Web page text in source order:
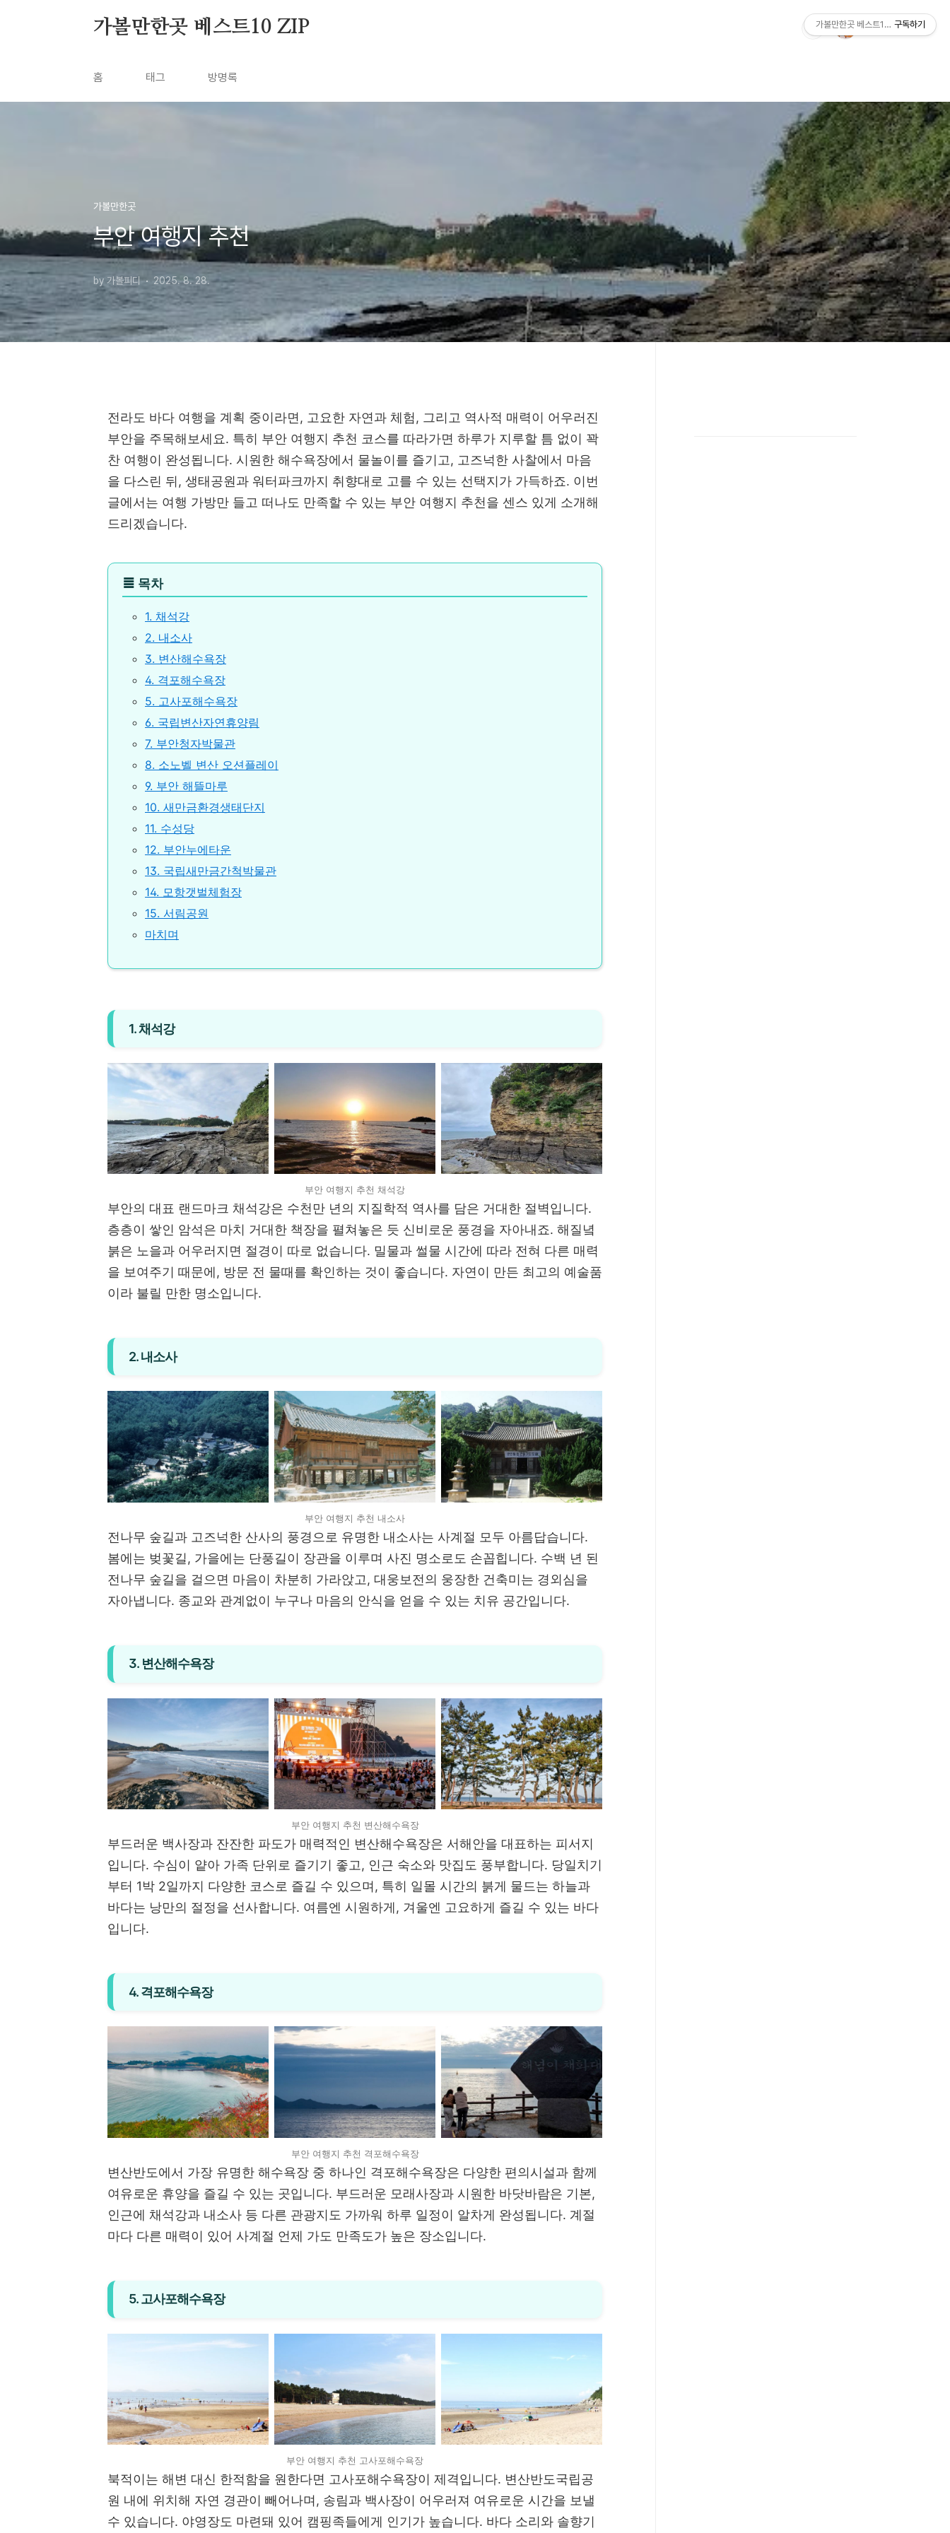
가볼만한곳 베스트10 ZIP
홈 태그 방명록
가볼만한곳
부안 여행지 추천
by 가볼피디 2025. 8. 28.
전라도 바다 여행을 계획 중이라면, 고요한 자연과 체험, 그리고 역사적 매력이 어우러진
부안을 주목해보세요. 특히 부안 여행지 추천 코스를 따라가면 하루가 지루할 틈 없이 꽉
찬 여행이 완성됩니다. 시원한 해수욕장에서 물놀이를 즐기고, 고즈넉한 사찰에서 마음
을 다스린 뒤, 생태공원과 워터파크까지 취향대로 고를 수 있는 선택지가 가득하죠. 이번
글에서는 여행 가방만 들고 떠나도 만족할 수 있는 부안 여행지 추천을 센스 있게 소개해
드리겠습니다.
≣ 목차
1. 채석강
2. 내소사
3. 변산해수욕장
4. 격포해수욕장
5. 고사포해수욕장
6. 국립변산자연휴양림
7. 부안청자박물관
8. 소노벨 변산 오션플레이
9. 부안 해뜰마루
10. 새만금환경생태단지
11. 수성당
12. 부안누에타운
13. 국립새만금간척박물관
14. 모항갯벌체험장
15. 서림공원
마치며
1. 채석강
부안 여행지 추천 채석강
부안의 대표 랜드마크 채석강은 수천만 년의 지질학적 역사를 담은 거대한 절벽입니다.
층층이 쌓인 암석은 마치 거대한 책장을 펼쳐놓은 듯 신비로운 풍경을 자아내죠. 해질녘
붉은 노을과 어우러지면 절경이 따로 없습니다. 밀물과 썰물 시간에 따라 전혀 다른 매력
을 보여주기 때문에, 방문 전 물때를 확인하는 것이 좋습니다. 자연이 만든 최고의 예술품
이라 불릴 만한 명소입니다.
2. 내소사
부안 여행지 추천 내소사
전나무 숲길과 고즈넉한 산사의 풍경으로 유명한 내소사는 사계절 모두 아름답습니다.
봄에는 벚꽃길, 가을에는 단풍길이 장관을 이루며 사진 명소로도 손꼽힙니다. 수백 년 된
전나무 숲길을 걸으면 마음이 차분히 가라앉고, 대웅보전의 웅장한 건축미는 경외심을
자아냅니다. 종교와 관계없이 누구나 마음의 안식을 얻을 수 있는 치유 공간입니다.
3. 변산해수욕장
부안 여행지 추천 변산해수욕장
부드러운 백사장과 잔잔한 파도가 매력적인 변산해수욕장은 서해안을 대표하는 피서지
입니다. 수심이 얕아 가족 단위로 즐기기 좋고, 인근 숙소와 맛집도 풍부합니다. 당일치기
부터 1박 2일까지 다양한 코스로 즐길 수 있으며, 특히 일몰 시간의 붉게 물드는 하늘과
바다는 낭만의 절정을 선사합니다. 여름엔 시원하게, 겨울엔 고요하게 즐길 수 있는 바다
입니다.
4. 격포해수욕장
부안 여행지 추천 격포해수욕장
변산반도에서 가장 유명한 해수욕장 중 하나인 격포해수욕장은 다양한 편의시설과 함께
여유로운 휴양을 즐길 수 있는 곳입니다. 부드러운 모래사장과 시원한 바닷바람은 기본,
인근에 채석강과 내소사 등 다른 관광지도 가까워 하루 일정이 알차게 완성됩니다. 계절
마다 다른 매력이 있어 사계절 언제 가도 만족도가 높은 장소입니다.
5. 고사포해수욕장
부안 여행지 추천 고사포해수욕장
북적이는 해변 대신 한적함을 원한다면 고사포해수욕장이 제격입니다. 변산반도국립공
원 내에 위치해 자연 경관이 빼어나며, 송림과 백사장이 어우러져 여유로운 시간을 보낼
수 있습니다. 야영장도 마련돼 있어 캠핑족들에게 인기가 높습니다. 바다 소리와 솔향기
가볼만한곳 베스트10 ZIP구독하기